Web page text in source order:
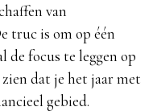
van
truc is om op één
de focus te leggen op
dat je het jaar met
gebied.